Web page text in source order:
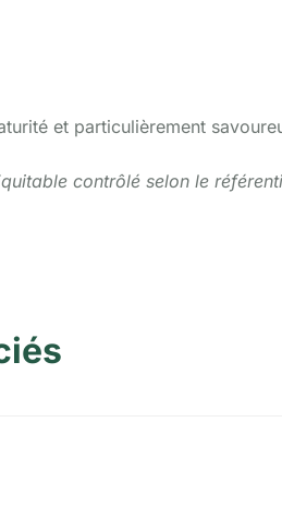
et particulièrement
contrôlé selon le